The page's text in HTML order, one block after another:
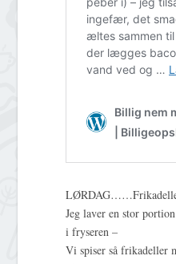
Jeg laver en stor
i fryseren –
Vi spiser så frikadeller